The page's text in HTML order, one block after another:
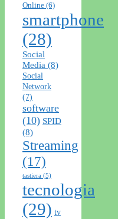
Online (6)
smartphone
(28)
Social
Media (8)
Social
Network
(7)
software
(10) SPID
(8)
Streaming
(17)
tastiera (5)
tecnologia
(29) tv